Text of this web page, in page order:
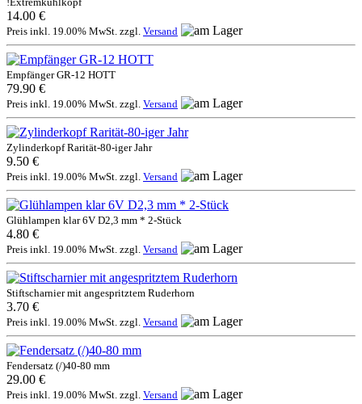
14.00 €
Preis inkl. 19.00% MwSt. zzgl. Versand
Empfänger GR-12 HOTT
79.90 €
Preis inkl. 19.00% MwSt. zzgl. Versand
Zylinderkopf Rarität-80-iger Jahr
9.50 €
Preis inkl. 19.00% MwSt. zzgl. Versand
Glühlampen klar 6V D2,3 mm * 2-Stück
4.80 €
Preis inkl. 19.00% MwSt. zzgl. Versand
Stiftscharnier mit angespritztem Ruderhorn
3.70 €
Preis inkl. 19.00% MwSt. zzgl. Versand
Fendersatz (/)40-80 mm
29.00 €
Preis inkl. 19.00% MwSt. zzgl. Versand